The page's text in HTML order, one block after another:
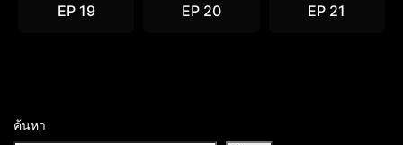
EP 19 EP 20 EP 21
ค้นหา